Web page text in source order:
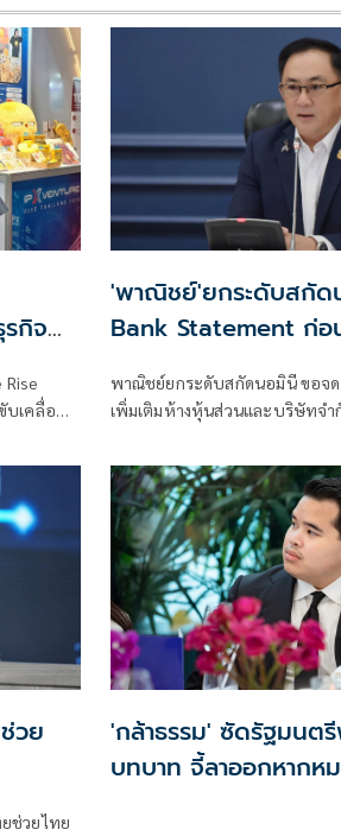
กิจ
บเคลื่อน
'พาณิชย์'ยกระดับสกั
Bank Statement ก่อ
พาณิชย์ยกระดับสกัดนอมินี ขอจ
เพิ่มเติมห้างหุ้นส่วนและบริษัทจ
เป็นต้นไป
วย
ช่วยไทย
'กล้าธรรม' ซัดรัฐมนต
บทบาท จี้ลาออกหากห